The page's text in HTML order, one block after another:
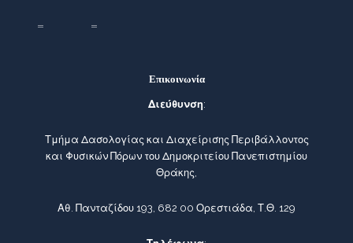
Επικοινωνία
Διεύθυνση:
Τμήμα Δασολογίας και Διαχείρισης Περιβάλλοντος
και Φυσικών Πόρων του Δημοκριτείου Πανεπιστημίου
Θράκης,
Αθ. Πανταζίδου 193, 682 00 Ορεστιάδα, Τ.Θ. 129